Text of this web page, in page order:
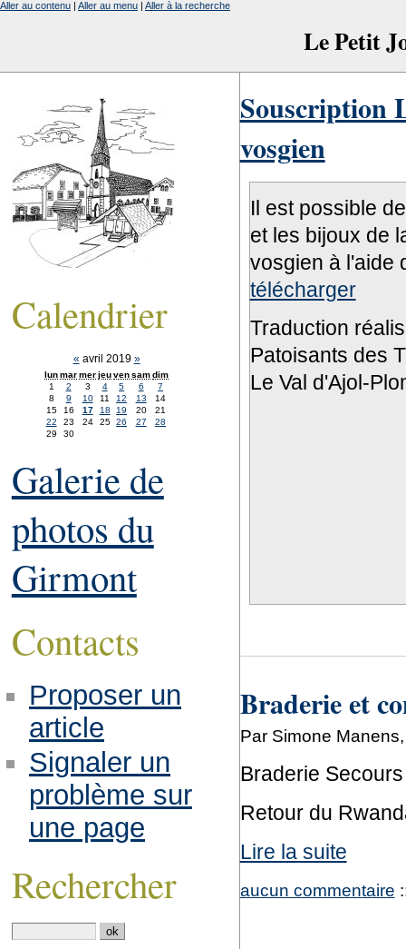
Le Petit
Aller au contenu | Aller au menu | Aller à la recherche
Souscription
vosgien
Il est possible
et les bijoux de
vosgien à l'aide
télécharger
Traduction
Patoisants des
Le Val d'Ajol-
Braderie et
Par Simone
Braderie
Retour du
Lire la suite
aucun commentaire
Calendrier
« avril 2019 »
lunmarmerjeuvensamdim
1
2 3 4 5 6
7
8
9 10 11 12 13
14
15
16 17 18 19 20
21
22
23 24 25 26 27
28
29
30
Galerie de
photos du
Girmont
Contacts
Proposer un
article
Signaler un
problème sur
une page
Rechercher